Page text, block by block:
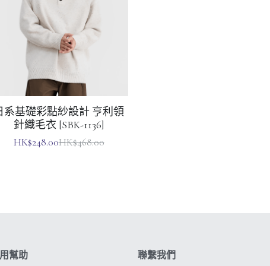
日系基礎彩點紗設計 亨利領
針織毛衣 [SBK-1136]
HK$248.00HK$468.00
保障
說明
星期一至星期五
早上10時30分 - 晚上6時正